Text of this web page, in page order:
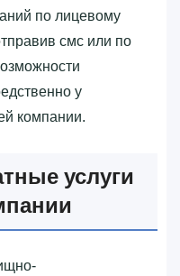
по лицевому
смс или по
у
компании.
услуги